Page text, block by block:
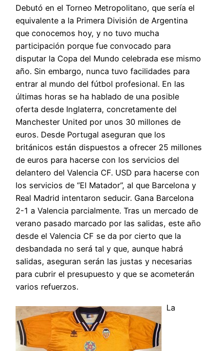
Debutó en el Torneo Metropolitano, que sería el
equivalente a la Primera División de Argentina
que conocemos hoy, y no tuvo mucha
participación porque fue convocado para
disputar la Copa del Mundo celebrada ese mismo
año. Sin embargo, nunca tuvo facilidades para
entrar al mundo del fútbol profesional. En las
últimas horas se ha hablado de una posible
oferta desde Inglaterra, concretamente del
Manchester United por unos 30 millones de
euros. Desde Portugal aseguran que los
británicos están dispuestos a ofrecer 25 millones
de euros para hacerse con los servicios del
delantero del Valencia CF. USD para hacerse con
los servicios de “El Matador”, al que Barcelona y
Real Madrid intentaron seducir. Gana Barcelona
2-1 a Valencia parcialmente. Tras un mercado de
verano pasado marcado por las salidas, este año
desde el Valencia CF se da por cierto que la
desbandada no será tal y que, aunque habrá
salidas, aseguran serán las justas y necesarias
para cubrir el presupuesto y que se acometerán
varios refuerzos.
La